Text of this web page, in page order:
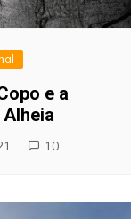
e a
10